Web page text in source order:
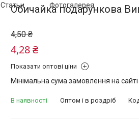
Статьи Фотогалерея
Обичайка подарункова
4,50 ₴
4,28 ₴
Показати оптові ціни
Мінімальна сума замовлення на
В наявності Оптом і в роздріб